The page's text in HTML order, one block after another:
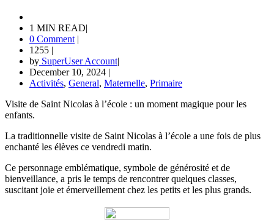
1 MIN READ|
0 Comment |
1255 |
by SuperUser Account|
December 10, 2024 |
Activités, General, Maternelle, Primaire
Visite de Saint Nicolas à l’école : un moment magique pour les
enfants.
La traditionnelle visite de Saint Nicolas à l’école a une fois de plus
enchanté les élèves ce vendredi matin.
Ce personnage emblématique, symbole de générosité et de
bienveillance, a pris le temps de rencontrer quelques classes,
suscitant joie et émerveillement chez les petits et les plus grands.